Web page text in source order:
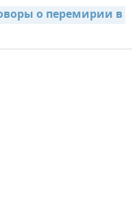
о перемирии в